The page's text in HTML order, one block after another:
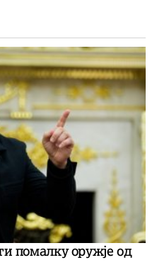
против Иран
помалку оружје од